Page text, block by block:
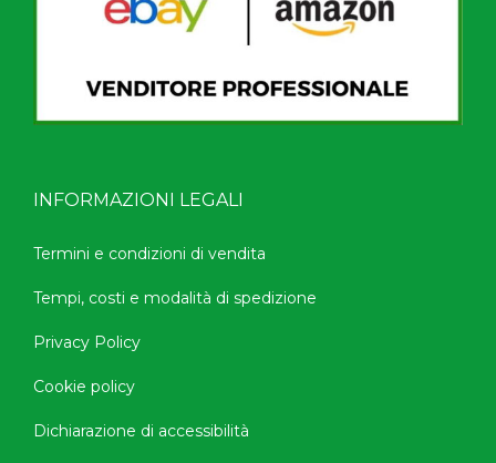
INFORMAZIONI LEGALI
Termini e condizioni di vendita
Tempi, costi e modalità di spedizione
Privacy Policy
Cookie policy
Dichiarazione di accessibilità